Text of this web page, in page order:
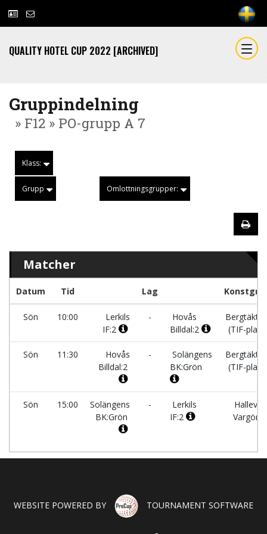
QUALITY HOTEL CUP 2022 [ARCHIVED]
Gruppindelning
» F12 » PO-grupp A 7
Klass:
Grupp Omlottningsgrupper:
Matcher
Datum Tid Lag
Sön 10:00
Lerkils
IF:2
-
Hovås
Billdal:2
(TIF-plan)
Sön 11:30
Hovås
Billdal:2
-
Solängens
BK:Grön
(TIF-plan)
Sön 15:00
Solängens
BK:Grön
-
Lerkils
IF:2
Hallevi
Vargön
WEBSITE POWERED BY TOURNAMENT SOFTWARE